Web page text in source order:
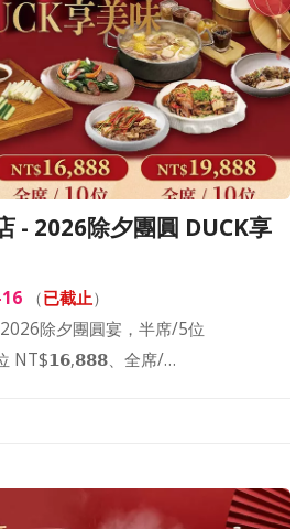
- 2026除夕團圓 DUCK享
（已截止）
除夕團圓宴，半席/5位
NT$𝟭𝟲,𝟴𝟴𝟴、全席/…